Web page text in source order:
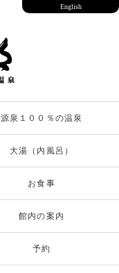
源泉１００％の温泉
大湯（内風呂）
お食事
館内の案内
予約
English